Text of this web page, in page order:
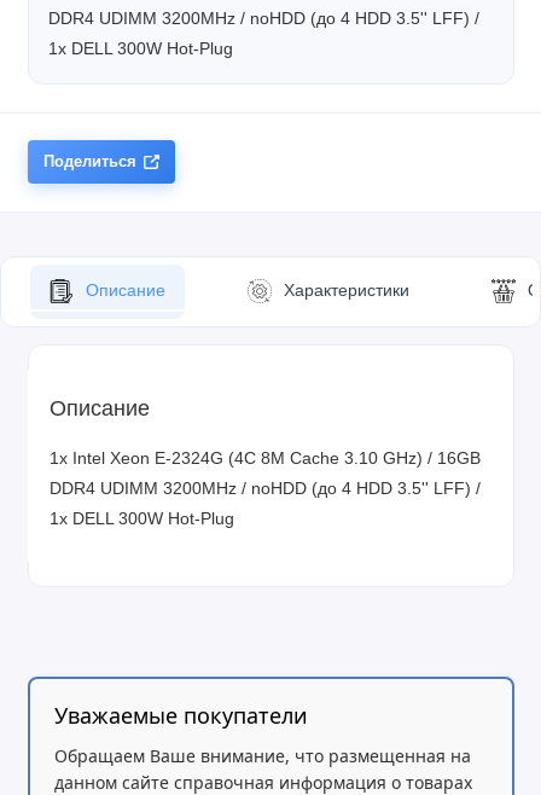
DDR4 UDIMM 3200MHz / noHDD (до 4 HDD 3.5'' LFF) /
1x DELL 300W Hot-Plug
Поделиться
Описание Характеристики
Описание
1x Intel Xeon E-2324G (4C 8M Cache 3.10 GHz) / 16GB
DDR4 UDIMM 3200MHz / noHDD (до 4 HDD 3.5'' LFF) /
1x DELL 300W Hot-Plug
Уважаемые покупатели
Обращаем Ваше внимание, что размещенная на
данном сайте справочная информация о товарах